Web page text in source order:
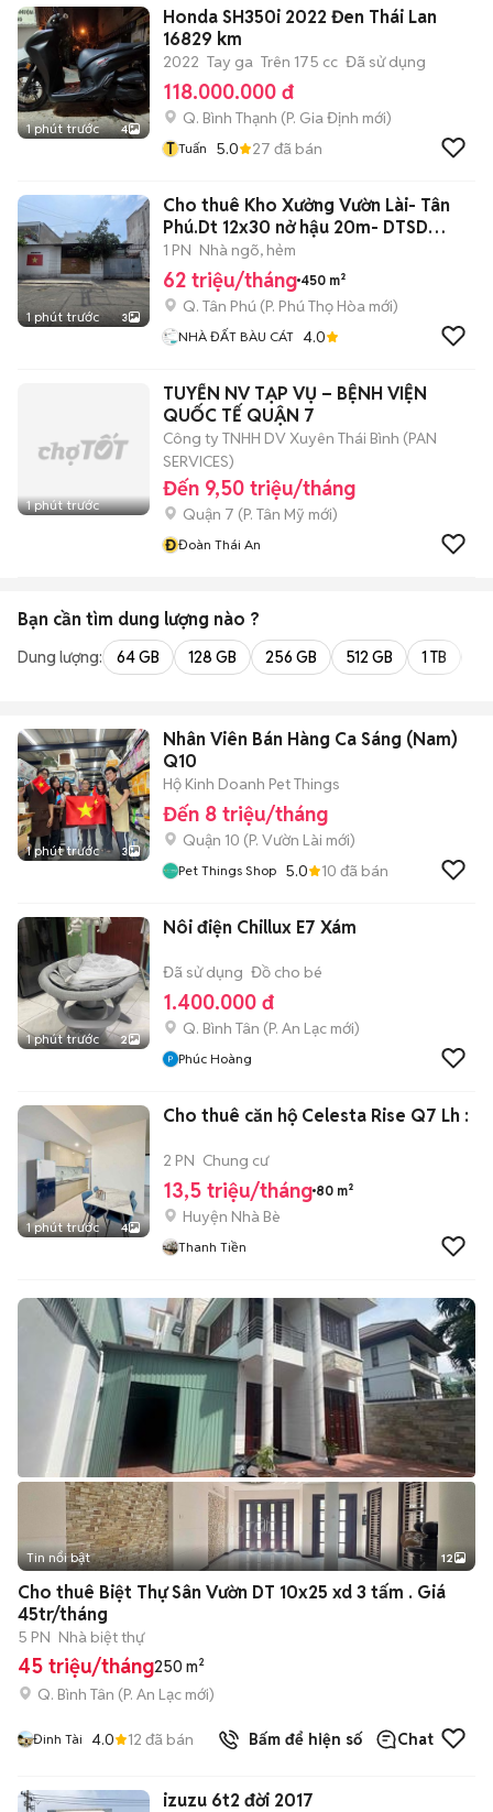
1 phút trước 4
Honda SH350i 2022 Đen Thái Lan
16829 km
2022 Tay ga Trên 175 cc Đã sử dụng
118.000.000 đ
Q. Bình Thạnh (P. Gia Định mới)
T Tuấn 5.0 27 đã bán
1 phút trước 3
Cho thuê Kho Xưởng Vườn Lài- Tân
Phú.Dt 12x30 nở hậu 20m- DTSD
450m2
1 PN Nhà ngõ, hẻm
62 triệu/tháng 450 m²
Q. Tân Phú (P. Phú Thọ Hòa mới)
NHÀ ĐẤT BÀU CÁT 4.0
1 phút trước
TUYỂN NV TẠP VỤ – BỆNH VIỆN
QUỐC TẾ QUẬN 7
Công ty TNHH DV Xuyên Thái Bình (PAN
SERVICES)
Đến 9,50 triệu/tháng
Quận 7 (P. Tân Mỹ mới)
ĐĐoàn Thái An
Bạn cần tìm dung lượng nào ?
Dung lượng: 64 GB 128 GB 256 GB 512 GB 1 TB
1 phút trước 3
Nhân Viên Bán Hàng Ca Sáng (Nam)
Q10
Hộ Kinh Doanh Pet Things
Đến 8 triệu/tháng
Quận 10 (P. Vườn Lài mới)
Pet Things Shop 5.0 10 đã bán
1 phút trước 2
Nôi điện Chillux E7 Xám
Đã sử dụng Đồ cho bé
1.400.000 đ
Q. Bình Tân (P. An Lạc mới)
Phúc Hoàng
1 phút trước 4
Cho thuê căn hộ Celesta Rise Q7 Lh :
2 PN Chung cư
13,5 triệu/tháng 80 m²
Huyện Nhà Bè
Thanh Tiền
+2
Tin nổi bật 12
Cho thuê Biệt Thự Sân Vườn DT 10x25 xd 3 tấm . Giá
45tr/tháng
5 PN Nhà biệt thự
45 triệu/tháng250 m²
Q. Bình Tân (P. An Lạc mới)
Đinh Tài 4.0 12 đã bán Bấm để hiện số Chat
izuzu 6t2 đời 2017